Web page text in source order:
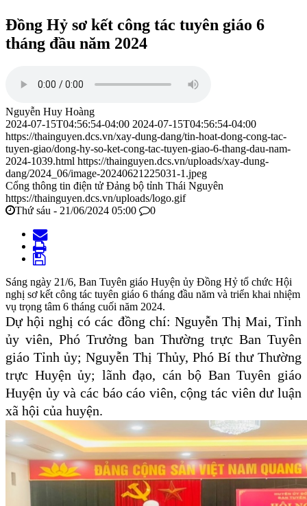
Đồng Hỷ sơ kết công tác tuyên giáo 6
tháng đầu năm 2024
Nguyễn Huy Hoàng
2024-07-15T04:56:54-04:00 2024-07-15T04:56:54-04:00
https://thainguyen.dcs.vn/xay-dung-dang/tin-hoat-dong-cong-tac-
tuyen-giao/dong-hy-so-ket-cong-tac-tuyen-giao-6-thang-dau-nam-
2024-1039.html https://thainguyen.dcs.vn/uploads/xay-dung-
dang/2024_06/image-20240621225031-1.jpeg
Cổng thông tin điện tử Đảng bộ tỉnh Thái Nguyên
https://thainguyen.dcs.vn/uploads/logo.gif
Thứ sáu - 21/06/2024 05:00
0
Sáng ngày 21/6, Ban Tuyên giáo Huyện ủy Đồng Hỷ tổ chức Hội
nghị sơ kết công tác tuyên giáo 6 tháng đầu năm và triển khai nhiệm
vụ trọng tâm 6 tháng cuối năm 2024.
Dự hội nghị có các đồng chí: Nguyễn Thị Mai, Tỉnh
ủy viên, Phó Trưởng ban Thường trực Ban Tuyên
giáo Tỉnh ủy; Nguyễn Thị Thủy, Phó Bí thư Thường
trực Huyện ủy; lãnh đạo, cán bộ Ban Tuyên giáo
Huyện ủy và các báo cáo viên, cộng tác viên dư luận
xã hội của huyện.